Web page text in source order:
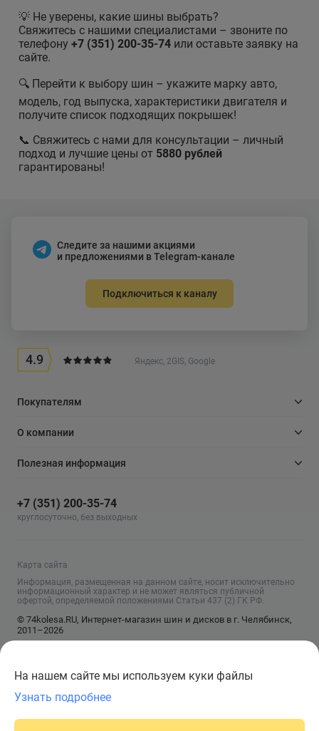
💡 Не уверены, какие шины выбрать?
Свяжитесь с нашими специалистами – звоните по
телефону +7 (351) 200-35-74 или оставьте заявку на
сайте.
🔍 Перейти к выбору шин – укажите марку авто,
модель, год выпуска, характеристики двигателя и
получите список подходящих покрышек!
📞 Свяжитесь с нами для консультации – личный
подход и лучшие цены от 5880 рублей
гарантированы!
Следите за нашими акциями
и предложениями в Telegram-канале
Подключиться к каналу
4.9 Яндекс, 2GIS, Google
Покупателям
О компании
Полезная информация
+7 (351) 200-35-74
круглосуточно, без выходных
Карта сайта
Информация, размещенная на данном сайте, носит исключительно
информационный характер и не может являться публичной
офертой, определяемой положениями Статьи 437 (2) ГК РФ.
© 74kolesa.RU, Интернет-магазин шин и дисков в г. Челябинск,
2011–2026
На нашем сайте мы используем куки файлы
Узнать подробнее